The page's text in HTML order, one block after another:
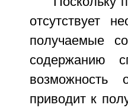
отсутствует
получаемые
содержанию
возможность
приводит к